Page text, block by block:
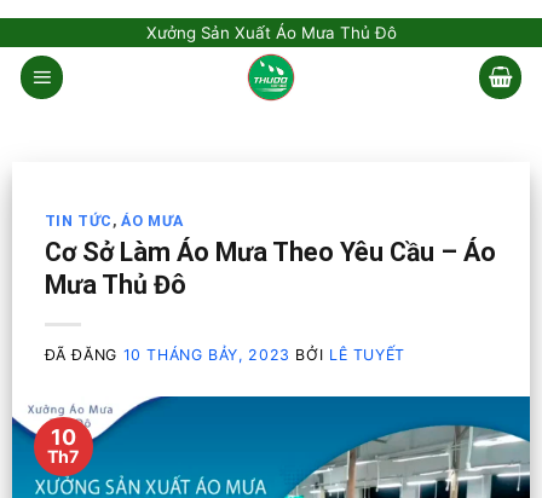
Skip
to
content
Xưởng Sản Xuất Áo Mưa Thủ Đô
TIN TỨC ,ÁO MƯA
Cơ Sở Làm Áo Mưa Theo Yêu Cầu – Áo
Mưa Thủ Đô
ĐÃ ĐĂNG 10 THÁNG BẢY, 2023 BỞI LÊ TUYẾT
10
Th7